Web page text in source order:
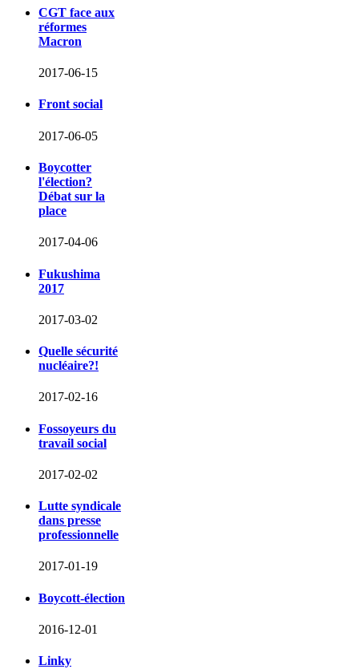
CGT face aux
réformes
Macron
2017-06-15
Front social
2017-06-05
Boycotter
l'élection?
Débat sur la
place
2017-04-06
Fukushima
2017
2017-03-02
Quelle sécurité
nucléaire?!
2017-02-16
Fossoyeurs du
travail social
2017-02-02
Lutte syndicale
dans presse
professionnelle
2017-01-19
Boycott-élection
2016-12-01
Linky